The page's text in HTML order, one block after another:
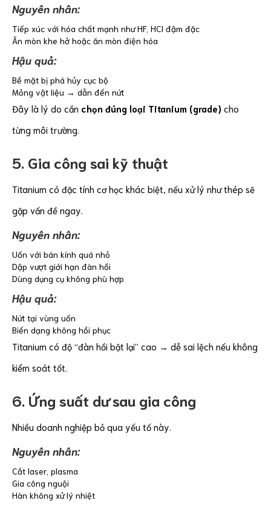
Nguyên nhân:
Tiếp xúc với hóa chất mạnh như HF, HCl đậm đặc
Ăn mòn khe hở hoặc ăn mòn điện hóa
Hậu quả:
Bề mặt bị phá hủy cục bộ
Mỏng vật liệu → dẫn đến nứt
Đây là lý do cần chọn đúng loại Titanium (grade) cho
từng môi trường.
5. Gia công sai kỹ thuật
Titanium có đặc tính cơ học khác biệt, nếu xử lý như thép sẽ
gặp vấn đề ngay.
Nguyên nhân:
Uốn với bán kính quá nhỏ
Dập vượt giới hạn đàn hồi
Dùng dụng cụ không phù hợp
Hậu quả:
Nứt tại vùng uốn
Biến dạng không hồi phục
Titanium có độ “đàn hồi bật lại” cao → dễ sai lệch nếu không
kiểm soát tốt.
6. Ứng suất dư sau gia công
Nhiều doanh nghiệp bỏ qua yếu tố này.
Nguyên nhân:
Cắt laser, plasma
Gia công nguội
Hàn không xử lý nhiệt